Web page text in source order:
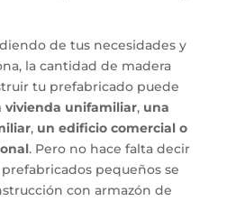
de tus necesidades y
la cantidad de madera
tu prefabricado puede
vivienda unifamiliar, una
, un edificio comercial o
. Pero no hace falta decir
pequeños se
con armazón de